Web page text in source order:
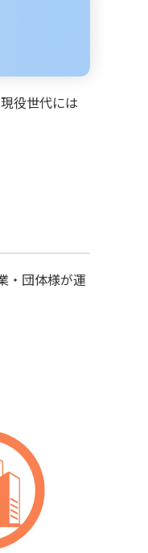
役世代には
・団体様が運